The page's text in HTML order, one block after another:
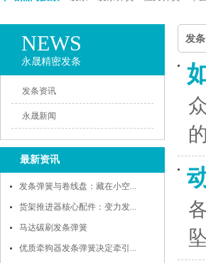
NEWS
永晟精密发条
发条资讯
永晟新闻
最新资讯
发条弹簧与卷线盘：藏在小空...
货架推进器核心配件：变力发...
马达碳刷发条弹簧
优质牵狗器发条弹簧决定牵引...
发